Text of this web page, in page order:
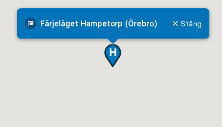
Färjeläget Hampetorp (Örebro) Stäng